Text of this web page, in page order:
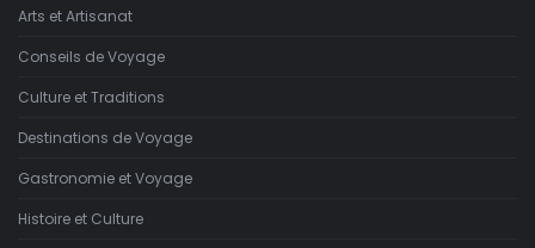
Arts et Artisanat
Conseils de Voyage
Culture et Traditions
Destinations de Voyage
Gastronomie et Voyage
Histoire et Culture